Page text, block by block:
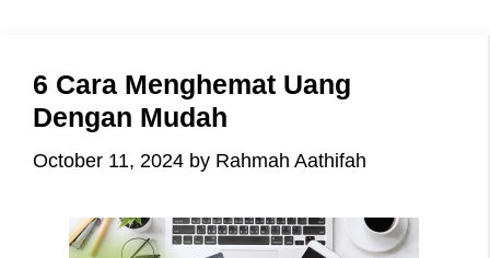
6 Cara Menghemat Uang
Dengan Mudah
October 11, 2024 by Rahmah Aathifah